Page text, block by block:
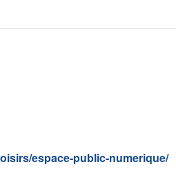
espace-public-numerique/